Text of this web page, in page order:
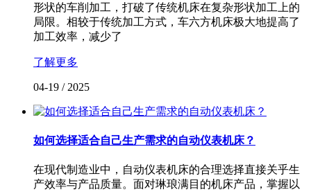
形状的车削加工，打破了传统机床在复杂形状加工上的
局限。相较于传统加工方式，车六方机床极大地提高了
加工效率，减少了
了解更多
04-19 / 2025
如何选择适合自己生产需求的自动仪表机床？
在现代制造业中，自动仪表机床的合理选择直接关乎生
产效率与产品质量。面对琳琅满目的机床产品，掌握以